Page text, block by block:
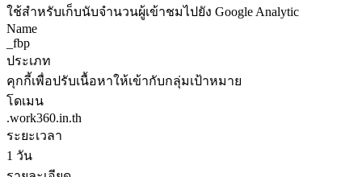
ใช้สำหรับเก็บนับจำนวนผู้เข้าชมไปยัง Google Analytic
Name
_fbp
ประเภท
คุกกี้เพื่อปรับเนื้อหาให้เข้ากับกลุ่มเป้าหมาย
โดเมน
.work360.in.th
ระยะเวลา
1 วัน